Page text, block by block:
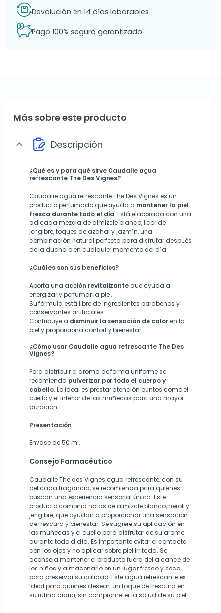
Devolución en 14 días laborables
Pago 100% seguro garantizado
Más sobre este producto
expand_more Descripción
¿Qué es y para qué sirve Caudalie agua
refrescante The Des Vignes?
Caudalie agua refrescante The Des Vignes es un
producto perfumado que ayuda a mantener la piel
fresca durante todo el día. Está elaborada con una
delicada mezcla de almizcle blanco, licor de
jengibre, toques de azahar y jazmín, una
combinación natural perfecta para disfrutar después
de la ducha o en cualquier momento del día.
¿Cuáles son sus beneficios?
Aporta una acción revitalizante que ayuda a
energizar y perfumar la piel.
Su fórmula está libre de ingredientes parabenos y
conservantes artificiales.
Contribuye a disminuir la sensación de caloren la
piel yproporciona confort y bienestar.
¿Cómo usar Caudalie agua refrescante The Des
Vignes?
Para distribuir el aroma de forma uniforme se
recomienda pulverizar por todo el cuerpo y
cabello. Lo ideal es prestar atención puntos como el
cuello y el interior de las muñecas para una mayor
duración.
Presentación
Envase de 50 ml.
Consejo Farmacéutico
Caudalie The des Vignes agua refrescante, con su
delicada fragancia, se recomienda para quienes
buscan una experiencia sensorial única. Este
producto combina notas de almizcle blanco, neroli y
jengibre, que ayudan a proporcionar una sensación
de frescura y bienestar. Se sugiere su aplicación en
las muñecas y el cuello para disfrutar de su aroma
durante todo el día. Es importante evitar el contacto
con los ojos y no aplicar sobre piel irritada. Se
aconseja mantener el producto fuera del alcance de
los niños y almacenarlo en un lugar fresco y seco
para preservar su calidad. Este agua refrescante es
ideal para quienes desean un toque de frescura en
su rutina diaria, sin comprometer la salud de su piel.